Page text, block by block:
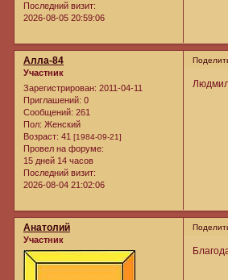
Последний визит:
2026-08-05 20:59:06
Алла-84
Участник
Зарегистрирован: 2011-04-11
Приглашений: 0
Сообщений: 261
Пол: Женский
Возраст: 41 [1984-09-21]
Провел на форуме:
15 дней 14 часов
Последний визит:
2026-08-04 21:02:06
Анатолий
Участник